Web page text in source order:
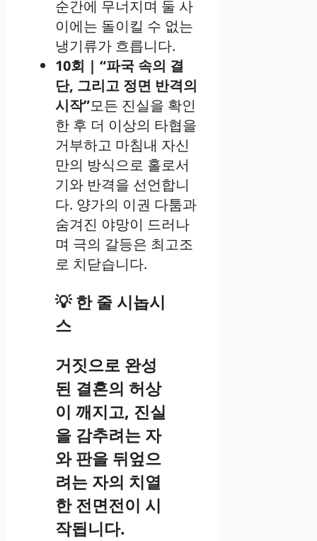
순간에 무너지며 둘 사
이에는 돌이킬 수 없는
냉기류가 흐릅니다.
10회 | “파국 속의 결
단, 그리고 정면 반격의
시작”모든 진실을 확인
한 후 더 이상의 타협을
거부하고 마침내 자신
만의 방식으로 홀로서
기와 반격을 선언합니
다. 양가의 이권 다툼과
숨겨진 야망이 드러나
며 극의 갈등은 최고조
로 치닫습니다.
💡 한 줄 시놉시
스
거짓으로 완성
된 결혼의 허상
이 깨지고, 진실
을 감추려는 자
와 판을 뒤엎으
려는 자의 치열
한 전면전이 시
작됩니다.